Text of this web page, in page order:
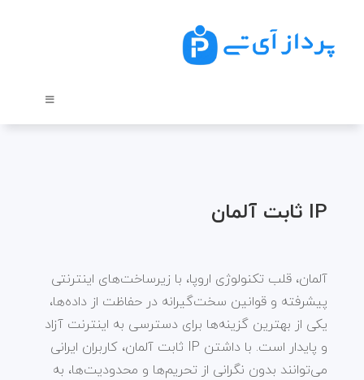
IP ثابت آلمان
آلمان، قلب تکنولوژی اروپا، با زیرساخت‌های اینترنتی
پیشرفته و قوانین سخت‌گیرانه در حفاظت از داده‌ها،
یکی از بهترین گزینه‌ها برای دسترسی به اینترنت آزاد
و پایدار است. با داشتن IP ثابت آلمان، کاربران ایرانی
می‌توانند بدون نگرانی از تحریم‌ها و محدودیت‌ها، به